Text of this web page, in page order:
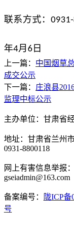
联系方式：
年4月 6 日
上一篇： 中国烟草
成交公示
下一篇： 庄浪县
监理中标公示
主办单位：甘肃省
地址：甘肃省兰州
0931-8800118
网上有害信息举报
gseiadmin@163.com
备案编号： 陇ICP备
号